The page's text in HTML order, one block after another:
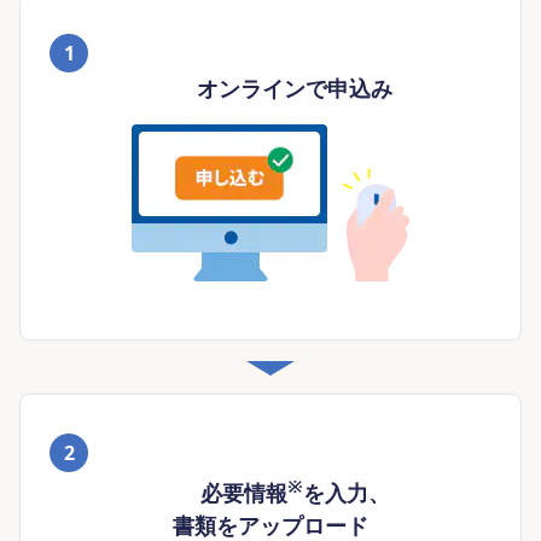
1
オンラインで申込み
2
必要情報※を入力、
書類をアップロード